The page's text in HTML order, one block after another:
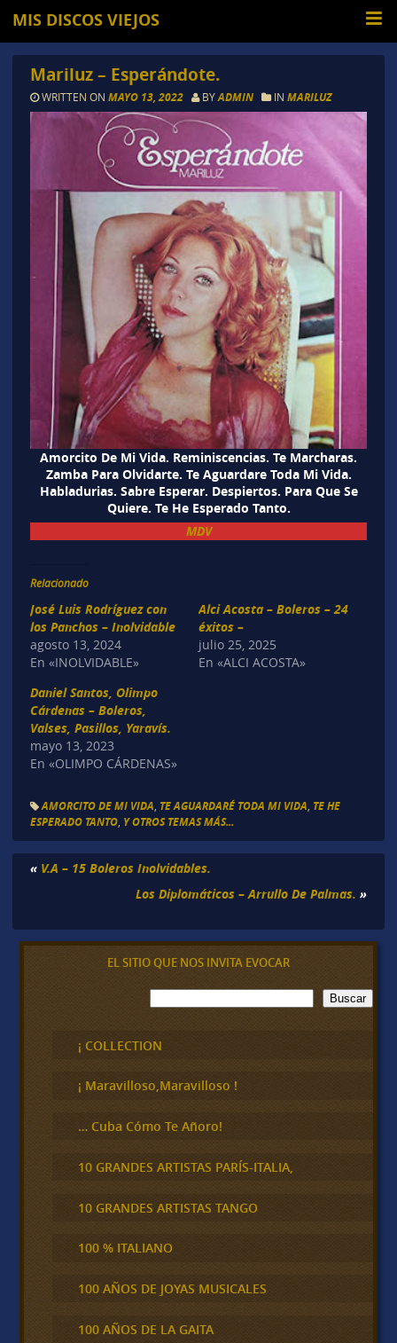
MIS DISCOS VIEJOS
Mariluz – Esperándote.
WRITTEN ON MAYO 13, 2022 BYADMIN IN MARILUZ
Amorcito De Mi Vida. Reminiscencias. Te Marcharas.
Zamba Para Olvidarte. Te Aguardare Toda Mi Vida.
Habladurias. Sabre Esperar. Despiertos. Para Que Se
Quiere. Te He Esperado Tanto.
MDV
Relacionado
José Luis Rodríguez con
los Panchos – Inolvidable
agosto 13, 2024
En «INOLVIDABLE»
Alci Acosta – Boleros – 24
éxitos –
julio 25, 2025
En «ALCI ACOSTA»
Daniel Santos, Olimpo
Cárdenas – Boleros,
Valses, Pasillos, Yaravís.
mayo 13, 2023
En «OLIMPO CÁRDENAS»
AMORCITO DE MI VIDA TE AGUARDARÉ TODA MI VIDA TE HE
ESPERADO TANTO, Y OTROS TEMAS MÁS...
« V.A – 15 Boleros Inolvidables.
Los Diplomáticos – Arrullo De Palmas. »
EL SITIO QUE NOS INVITA EVOCAR
B
u
c
a
Buscar
¡ COLLECTION
¡ Maravilloso,Maravilloso !
… Cuba Cómo Te Añoro!
10 GRANDES ARTISTAS PARÍS-ITALIA,
10 GRANDES ARTISTAS TANGO
100 % ITALIANO
100 AÑOS DE JOYAS MUSICALES
100 AÑOS DE LA GAITA